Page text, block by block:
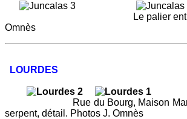
Le palier entrelacs.
Omnès
LOURDES
Rue du Bourg, Maison
serpent, détail. Photos J. Omnès